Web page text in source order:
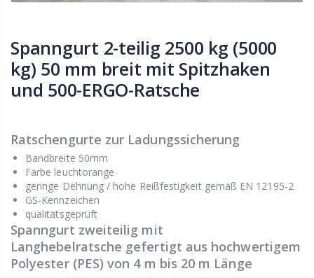
Spanngurt 2-teilig 2500 kg (5000
kg) 50 mm breit mit Spitzhaken
und 500-ERGO-Ratsche
Ratschengurte zur Ladungssicherung
Bandbreite 50mm
Farbe leuchtorange
geringe Dehnung / hohe Reißfestigkeit gemäß EN 12195-2
GS-Kennzeichen
qualitätsgeprüft
Spanngurt zweiteilig mit
Langhebelratsche gefertigt aus hochwertigem
Polyester (PES) von 4 m bis 20 m Länge